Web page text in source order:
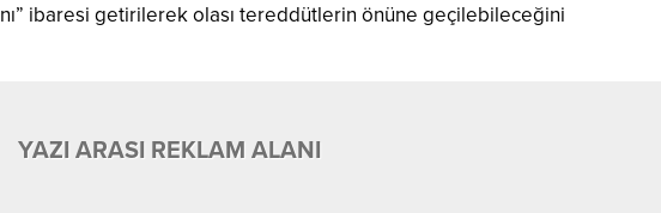
ibaresi getirilerek olası tereddütlerin önüne geçilebileceğini
YAZI ARASI REKLAM ALANI